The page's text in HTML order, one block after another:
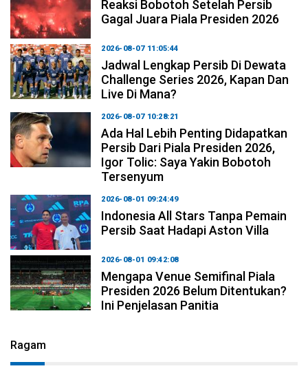
Reaksi Bobotoh Setelah Persib
Gagal Juara Piala Presiden 2026
2026-08-07 11:05:44
Jadwal Lengkap Persib Di Dewata
Challenge Series 2026, Kapan Dan
Live Di Mana?
2026-08-07 10:28:21
Ada Hal Lebih Penting Didapatkan
Persib Dari Piala Presiden 2026,
Igor Tolic: Saya Yakin Bobotoh
Tersenyum
2026-08-01 09:24:49
Indonesia All Stars Tanpa Pemain
Persib Saat Hadapi Aston Villa
2026-08-01 09:42:08
Mengapa Venue Semifinal Piala
Presiden 2026 Belum Ditentukan?
Ini Penjelasan Panitia
Ragam